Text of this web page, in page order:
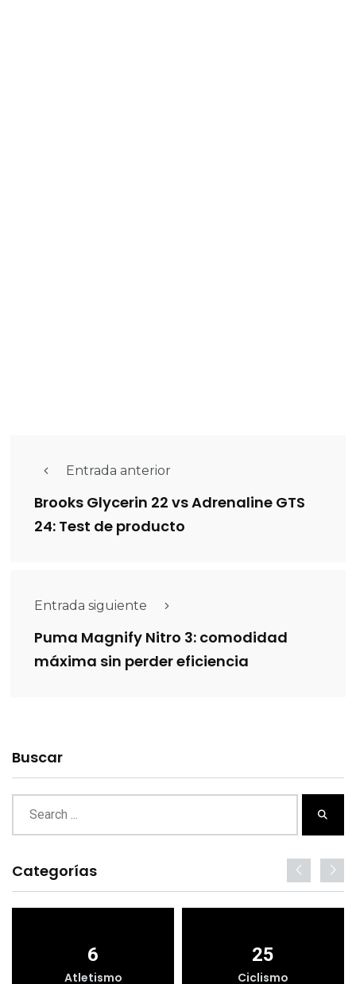
Entrada anterior
Brooks Glycerin 22 vs Adrenaline GTS
24: Test de producto
Entrada siguiente
Puma Magnify Nitro 3: comodidad
máxima sin perder eficiencia
Buscar
Categorías
6
Atletismo
25
Ciclismo